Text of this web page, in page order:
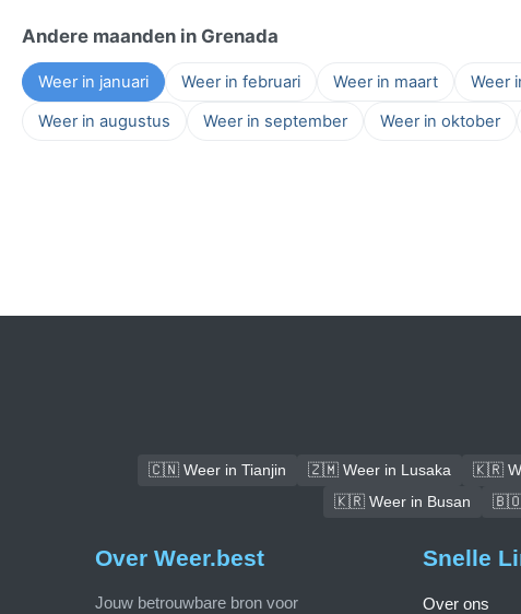
Andere maanden in Grenada
Weer in januari Weer in februari Weer in maart Weer
Weer in augustus
Weer in september Weer in oktober
🇨🇳 Weer in Tianjin 🇿🇲 Weer in Lusaka 🇰🇷
🇰🇷 Weer in Busan
🇧🇴
Over Weer.best
Jouw betrouwbare bron voor
Snelle
Over ons